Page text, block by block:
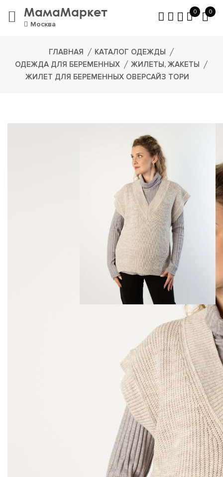
МамаМаркет
Москва
0 0
ГЛАВНАЯ
КАТАЛОГ ОДЕЖДЫ
ОДЕЖДА ДЛЯ БЕРЕМЕННЫХ
ЖИЛЕТЫ, ЖАКЕТЫ
ЖИЛЕТ ДЛЯ БЕРЕМЕННЫХ ОВЕРСАЙЗ ТОРИ